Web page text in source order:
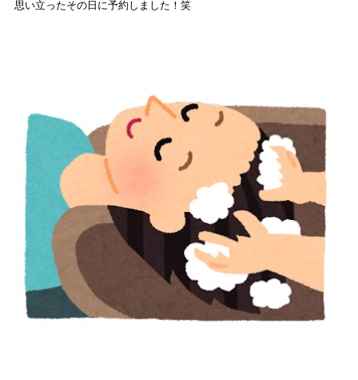
思い立ったその日に予約しました！笑